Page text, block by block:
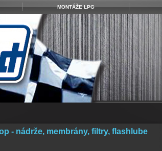
MONTÁŽE LPG
- nádrže, membrány, filtry, flashlube